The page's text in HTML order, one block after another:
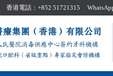
港電話：+852 51721315